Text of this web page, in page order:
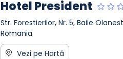
Hotel President
Str. Forestierilor, Nr. 5, Baile
Romania
Vezi pe Hartă